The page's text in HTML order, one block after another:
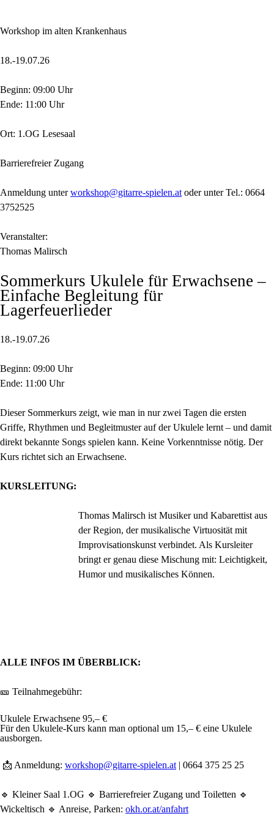
Workshop im alten Krankenhaus
18.-19.07.26
Beginn: 09:00 Uhr
Ende: 11:00 Uhr
Ort: 1.OG Lesesaal
Barrierefreier Zugang
Anmeldung unterworkshop@gitarre-spielen.at oder unter Tel.: 0664
3752525
Veranstalter:
Thomas Malirsch
Sommerkurs Ukulele für Erwachsene –
Einfache Begleitung für
Lagerfeuerlieder
18.-19.07.26
Beginn: 09:00 Uhr
Ende: 11:00 Uhr
Dieser Sommerkurs zeigt, wie man in nur zwei Tagen die ersten
Griffe, Rhythmen und Begleitmuster auf der Ukulele lernt – und damit
direkt bekannte Songs spielen kann. Keine Vorkenntnisse nötig. Der
Kurs richtet sich an Erwachsene.
KURSLEITUNG:
Thomas Malirsch ist Musiker und Kabarettist aus
der Region, der musikalische Virtuosität mit
Improvisationskunst verbindet. Als Kursleiter
bringt er genau diese Mischung mit: Leichtigkeit,
Humor und musikalisches Können.
ALLE INFOS IM ÜBERBLICK:
🎫 Teilnahmegebühr:
Ukulele Erwachsene 95,– €
Für den Ukulele-Kurs kann man optional um 15,– € eine Ukulele
ausborgen.
📩 Anmeldung: workshop@gitarre-spielen.at | 0664 375 25 25
🔹 Kleiner Saal 1.OG 🔹 Barrierefreier Zugang und Toiletten 🔹
Wickeltisch 🔹 Anreise, Parken: okh.or.at/anfahrt